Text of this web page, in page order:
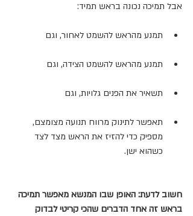
אבל תמיכה נכונה בראש תמיד:
תמנע מהראש להשמט לאחור, וגם
תמנע מהראש להשמט הצידה, וגם
תשאיר את הפנים גלויות, וגם
תאפשר לתינוק מרווח תנועה מצומצם,
מספיק כדי להזיז את הראש מצד לצד
כשהוא ישן.
חשוב לדעת: האופן שבו המנשא מאפשר תמיכה
בראש זה אחד הדברים שהכי קריטי לבדוק